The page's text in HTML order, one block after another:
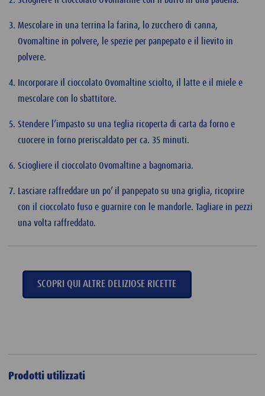
Mescolare in una terrina la farina, lo zucchero di canna,
Ovomaltine in polvere, le spezie per panpepato e il lievito in
polvere.
Incorporare il cioccolato Ovomaltine sciolto, il latte e il miele e
mescolare con lo sbattitore.
Stendere l’impasto su una teglia ricoperta di carta da forno e
cuocere in forno preriscaldato per ca. 35 minuti.
Sciogliere il cioccolato Ovomaltine a bagnomaria.
Lasciare raffreddare un po’ il panpepato su una griglia, ricoprire
con il cioccolato fuso e guarnire con le mandorle. Tagliare in pezzi
una volta raffreddato.
SCOPRI QUI ALTRE DELIZIOSE RICETTE
Prodotti utilizzati